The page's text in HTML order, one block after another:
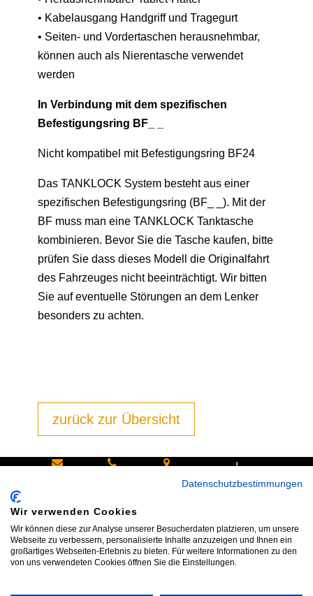
• Kabelausgang Handgriff und Tragegurt
• Seiten- und Vordertaschen herausnehmbar,
können auch als Nierentasche verwendet
werden
In Verbindung mit dem spezifischen
Befestigungsring BF_ _
Nicht kompatibel mit Befestigungsring BF24
Das TANKLOCK System besteht aus einer
spezifischen Befestigungsring (BF_ _). Mit der
BF muss man eine TANKLOCK Tanktasche
kombinieren. Bevor Sie die Tasche kaufen, bitte
prüfen Sie dass dieses Modell die Originalfahrt
des Fahrzeuges nicht beeinträchtigt. Wir bitten
Sie auf eventuelle Störungen an dem Lenker
besonders zu achten.
zurück zur Übersicht
info@bike
shop24.n
et
an:
Tel.+49
172 40 59
85540
Haar bei
|
Datenschutzbestimmungen
Wir verwenden Cookies
Wir können diese zur Analyse unserer Besucherdaten platzieren, um unsere
Webseite zu verbessern, personalisierte Inhalte anzuzeigen und Ihnen ein
großartiges Webseiten-Erlebnis zu bieten. Für weitere Informationen zu den
von uns verwendeten Cookies öffnen Sie die Einstellungen.